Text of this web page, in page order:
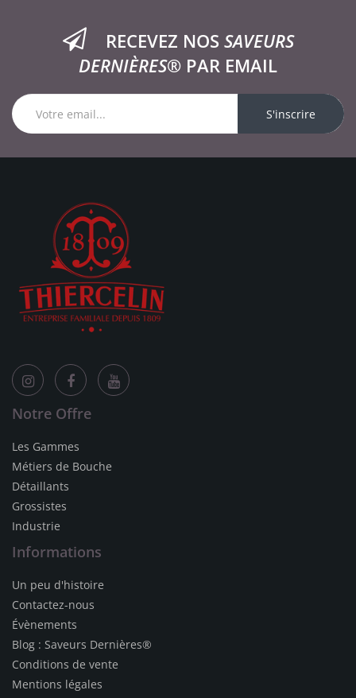
RECEVEZ NOS SAVEURS
DERNIÈRES® PAR EMAIL
S'inscrire
Notre Offre
Les Gammes
Métiers de Bouche
Détaillants
Grossistes
Industrie
Informations
Un peu d'histoire
Contactez-nous
Évènements
Blog : Saveurs Dernières®
Conditions de vente
Mentions légales